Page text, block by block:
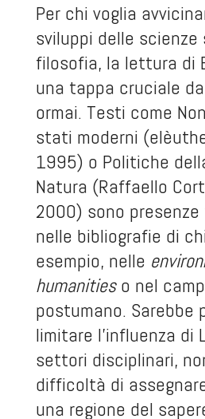
Per chi voglia
sviluppi delle
filosofia, la lettura di
una tappa cruciale
ormai. Testi come
stati moderni
1995) o Politiche
Natura (Raffaello
2000) sono
nelle bibliografie di
esempio, nelle
humanitieso nel
postumano. Sarebbe
limitare l’influenza di
settori disciplinari,
difficoltà di
una regione del